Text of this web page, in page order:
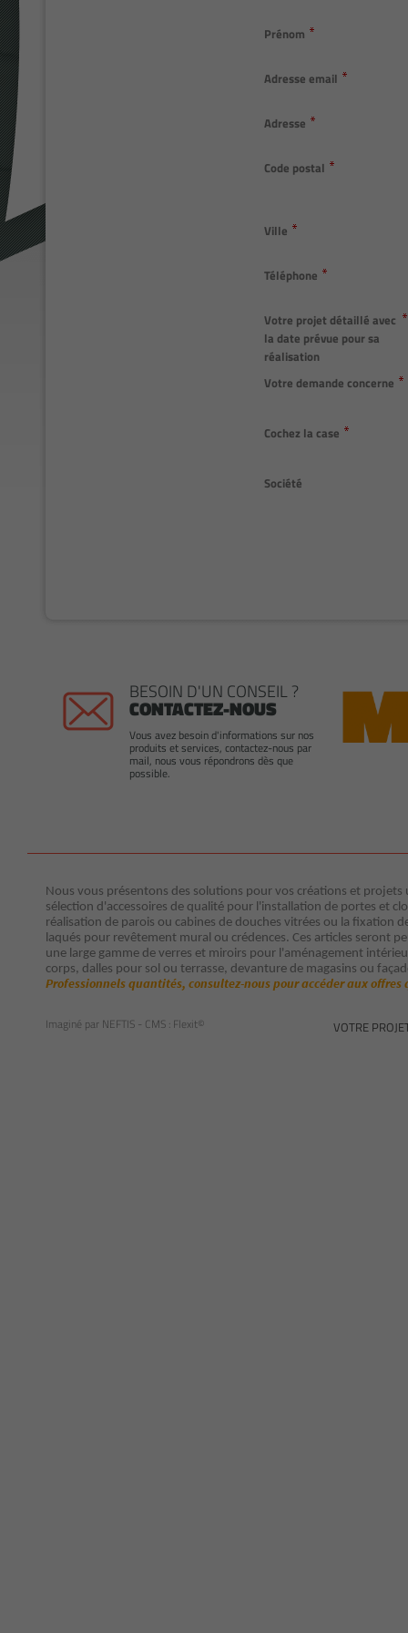
Prénom
Adresse email
Adresse
Code postal
Ville
Téléphone
Votre projet détaillé avec
la date prévue pour sa
réalisation
Votre demande concerne
Cochez la case
Société
BESOIN D'UN CONSEIL ?
CONTACTEZ-NOUS
Vous avez besoin d'informations sur nos
produits et services, contactez-nous par
mail, nous vous répondrons dès que
possible.
Nous vous présentons des solutions pour vos créations et projets
sélection d'accessoires de qualité pour l'installation de portes et
réalisation de parois ou cabines de douches vitrées ou la fixation
laqués pour revêtement mural ou crédences. Ces articles seront
une large gamme de verres et miroirs pour l'aménagement
corps, dalles pour sol ou terrasse, devanture de magasins ou
Professionnels quantités, consultez-nous pour accéder aux offres
Imaginé par NEFTIS - CMS : Flexit© VOTRE